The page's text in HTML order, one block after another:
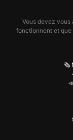
Vous devez vous
fonctionnent et que
🗞️